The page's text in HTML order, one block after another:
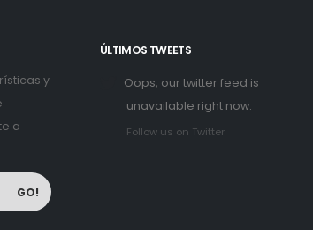
y
a
ÚLTIMOS TWEETS
Oops, our twitter feed is
unavailable right now.
Follow us on Twitter